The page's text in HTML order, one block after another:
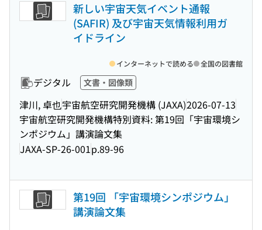
新しい宇宙天気イベント通報
(SAFIR) 及び宇宙天気情報利用ガ
イドライン
デジタル 文書・図像類
津川, 卓也宇宙航空研究開発機構 (JAXA)2026-07-13
宇宙航空研究開発機構特別資料: 第19回「宇宙環境シ
ンポジウム」講演論文集
JAXA-SP-26-001p.89-96
インターネットで読める 全国の図書館
第19回 「宇宙環境シンポジウム」
講演論文集